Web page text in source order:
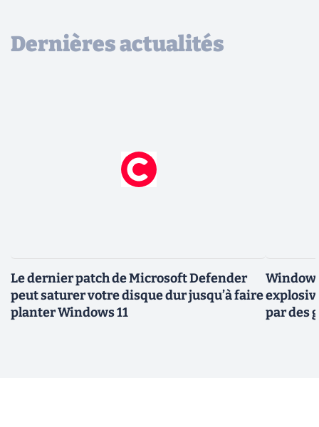
Dernières actualités
Le dernier patch de Microsoft Defender
peut saturer votre disque dur jusqu’à faire
planter Windows 11
par des